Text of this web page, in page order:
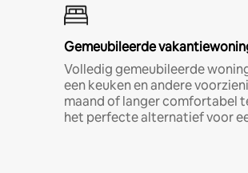
Gemeubileerde
Volledig gemeubileerde
een keuken en andere
maand of langer comfortabel
het perfecte alternatief voor